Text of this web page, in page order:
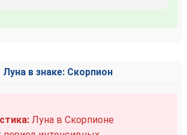
Луна в знаке: Скорпион
Луна в Скорпионе